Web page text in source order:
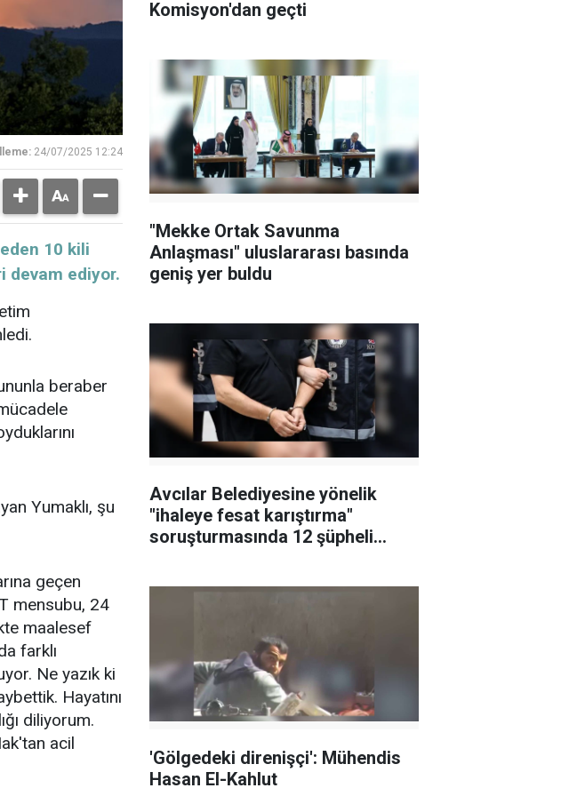
24/07/2025 12:24
10 kili
devam ediyor.
beraber
Yumaklı, şu
geçen
mensubu, 24
maalesef
farklı
Ne yazık ki
Hayatını
diliyorum.
acil
Komisyon'dan geçti
"Mekke Ortak Savunma
Anlaşması" uluslararası basında
geniş yer buldu
Avcılar Belediyesine yönelik
"ihaleye fesat karıştırma"
soruşturmasında 12 şüpheli
'Gölgedeki direnişçi': Mühendis
Hasan El-Kahlut